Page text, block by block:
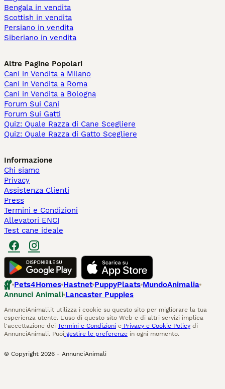
Bengala in vendita
Scottish in vendita
Persiano in vendita
Siberiano in vendita
Altre Pagine Popolari
Cani in Vendita a Milano
Cani in Vendita a Roma
Cani in Vendita a Bologna
Forum Sui Cani
Forum Sui Gatti
Quiz: Quale Razza di Cane Scegliere
Quiz: Quale Razza di Gatto Scegliere
Informazione
Chi siamo
Privacy
Assistenza Clienti
Press
Termini e Condizioni
Allevatori ENCI
Test cane ideale
Pets4Homes Hastnet PuppyPlaats MundoAnimalia
Annunci Animali Lancaster Puppies
AnnunciAnimali.it utilizza i cookie su questo sito per migliorare la tua
esperienza utente. L'uso di questo sito Web e di altri servizi implica
l'accettazione dei Termini e Condizioni e Privacy e Cookie Policy di
AnnunciAnimali. Puoi gestire le preferenze in ogni momento.
© Copyright 2026 - AnnunciAnimali